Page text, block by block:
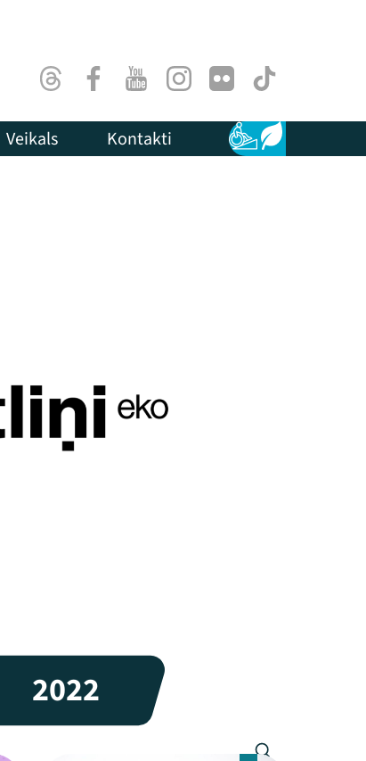
ThreadsFacebookYoutubeInstagram
Flick TikTok
Veikals Kontakti Pieejamība
Ilgtspēja
2022